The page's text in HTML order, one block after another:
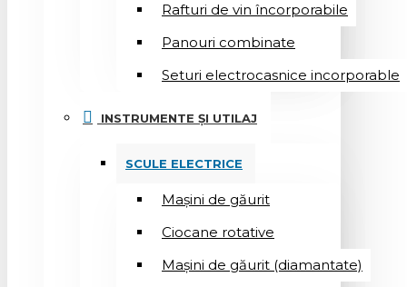
Rafturi de vin încorporabile
Panouri combinate
Seturi electrocasnice incorporable
INSTRUMENTE ȘI UTILAJ
SCULE ELECTRICE
Mașini de găurit
Ciocane rotative
Mașini de găurit (diamantate)